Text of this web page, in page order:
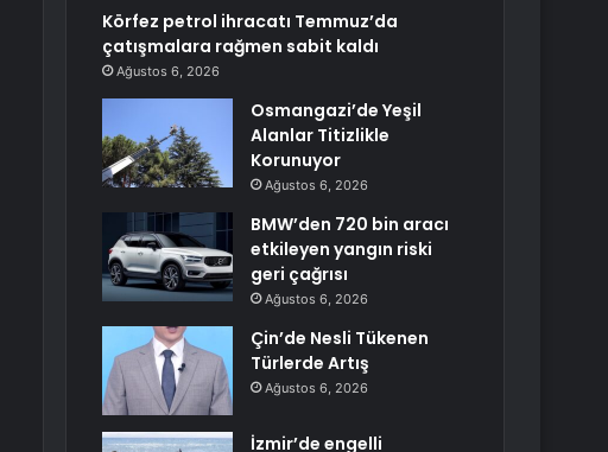
Körfez petrol ihracatı Temmuz’da
çatışmalara rağmen sabit kaldı
Ağustos 6, 2026
Osmangazi’de Yeşil
Alanlar Titizlikle
Korunuyor
Ağustos 6, 2026
BMW’den 720 bin aracı
etkileyen yangın riski
geri çağrısı
Ağustos 6, 2026
Çin’de Nesli Tükenen
Türlerde Artış
Ağustos 6, 2026
İzmir’de engelli